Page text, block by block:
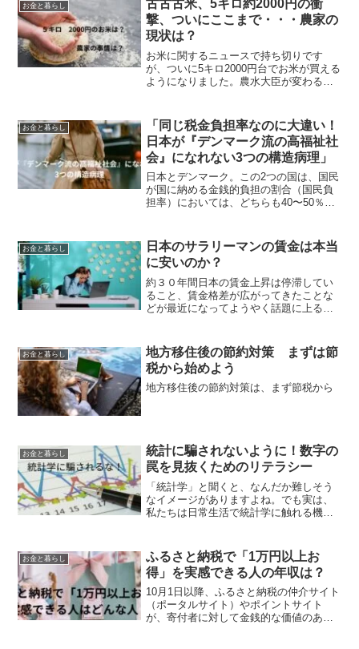
ど、本当に応援したい地域...
お金と暮らし
古古古米、5キロ約2000円の衝
撃、ついにここまで・・・農家の
現状は？
お米に関するニュースで持ち切りです
が、ついに5キロ2000円台でお米が買える
ようになりました。農水大臣が変わるこ
いるから買わなくてよい」人には関係な
い話だったのでしょう...
お金と暮らし
「同じ税金負担率なのに大違い！
日本が『デンマーク流の高福祉社
会』になれない3つの構造病理」
日本とデンマーク。この2つの国は、国民
が国に納める金銭的負担の割合（国民負
担率）においては、どちらも40〜50％台
アル」を経済的視点から比較すると、驚
くほど真逆の景色が...
お金と暮らし
日本のサラリーマンの賃金は本当
に安いのか？
約３０年間日本の賃金上昇は停滞してい
ること、賃金格差が広がってきたことな
どが最近になってようやく話題に上るよ
は、マスコミが取り上げる格好の材料と
なっていますね。日本は経済...
お金と暮らし
地方移住後の節約対策 まずは節
税から始めよう
地方移住後の節約対策は、まず節税から
お金と暮らし
統計に騙されないように！数字の
罠を見抜くためのリテラシー
「統計学」と聞くと、なんだか難しそう
なイメージがありますよね。でも実は、
私たちは日常生活で統計学に触れる機会
飛び交い、私たちの判断に影響を与えて
います。なんだか最近の...
お金と暮らし
ふるさと納税で「1万円以上お
得」を実感できる人の年収は？
10月1日以降、ふるさと納税の仲介サイト
（ポータルサイト）やポイントサイト
が、寄付者に対して金銭的な価値のある